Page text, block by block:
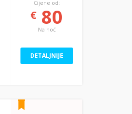
Cijene od:
€ 80
Na noć
DETALJNIJE